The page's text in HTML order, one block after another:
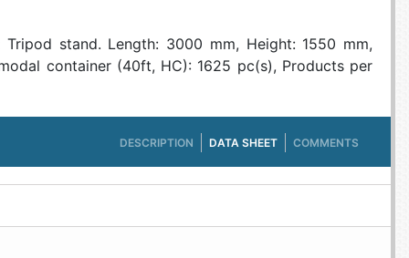
stand. Length: 3000 mm, Height: 1550 mm,
container (40ft, HC): 1625 pc(s), Products per
DESCRIPTION DATA SHEET COMMENTS